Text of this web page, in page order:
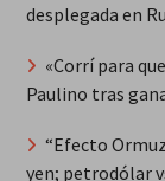
desplegada en
«Corrí para
Paulino tras
“Efecto
yen; petrodólar